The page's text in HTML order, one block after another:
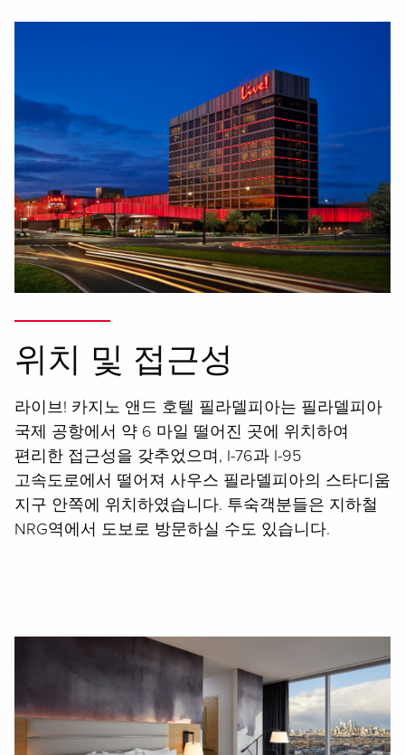
위치 및 접근성
라이브! 카지노 앤드 호텔 필라델피아는 필라델피아
국제 공항에서 약 6 마일 떨어진 곳에 위치하여
편리한 접근성을 갖추었으며, I-76과 I-95
고속도로에서 떨어져 사우스 필라델피아의 스타디움
지구 안쪽에 위치하였습니다. 투숙객분들은 지하철
NRG역에서 도보로 방문하실 수도 있습니다.